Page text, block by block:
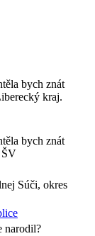
bych znát
kraj.
bych znát
ŠV
Súči, okres
narodil?